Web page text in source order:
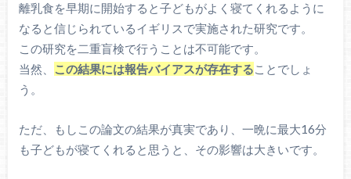
離乳食を早期に開始すると子どもがよく寝てくれるように
なると信じられているイギリスで実施された研究です。
この研究を二重盲検で行うことは不可能です。
当然、 この結果には報告バイアスが存在することでしょ
う。
ただ、もしこの論文の結果が真実であり、一晩に最大16分
も子どもが寝てくれると思うと、その影響は大きいです。